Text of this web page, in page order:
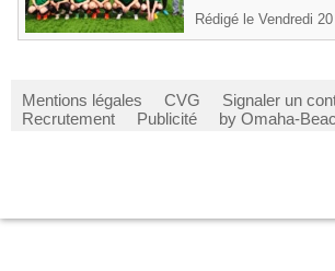
Rédigé le Vendredi
Mentions légales CVG
Signaler un
Recrutement
Publicité by Omaha-